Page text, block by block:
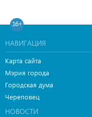
16+
НАВИГАЦИЯ
Карта сайта
Мэрия города
Городская дума
Череповец
НОВОСТИ